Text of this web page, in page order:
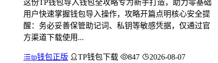
这份TP钱包导入钱包全攻略专为新手打造，助力零基础
用户快速掌握钱包导入操作，攻略开篇点明核心安全提
醒：务必妥善保管助记词、私钥等敏感凭据，仅通过官
方渠道下载使用...
tp钱包正版 TP钱包下载 847 2026-08-07